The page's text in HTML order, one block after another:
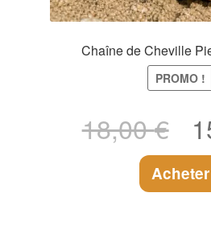
Chaîne de Cheville
PROMO !
18,00€ Le
Acheter